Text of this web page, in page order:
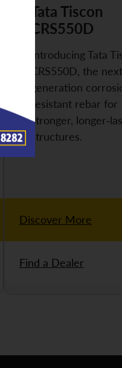
Tata Tiscon
CRS550D
Introducing Tata
CRS550D, the
generation
resistant rebar for
stronger, longer-
structures.
Discover More
Find a Dealer